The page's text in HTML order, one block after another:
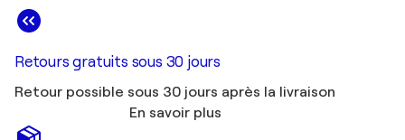
Retours gratuits sous 30 jours
Retour possible sous 30 jours après la livraison
En savoir plus